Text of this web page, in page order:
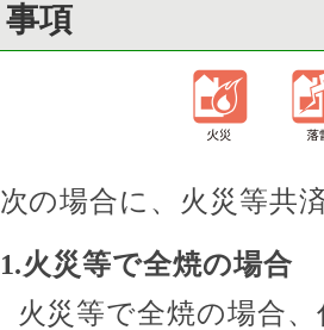
事項
次の場合に、火災等共
1.火災等で全焼の場合
火災等で全焼の場合